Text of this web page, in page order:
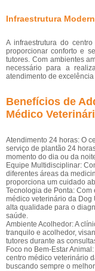
Infraestrutura
A infraestrutura do
proporcionar conforto e
tutores. Com ambientes
necessário para a
atendimento de
Benefícios de
Médico
Atendimento 24 horas: O
serviço de plantão 24
momento do dia ou da
Equipe Multidisciplinar:
diferentes áreas da
proporciona um cuidado
Tecnologia de Ponta:
médico veterinário da Dog
alta qualidade para o
saúde.
Ambiente Acolhedor: A
tranquilo e acolhedor,
tutores durante as
Foco no Bem-Estar
centro médico veterinário
buscando sempre o